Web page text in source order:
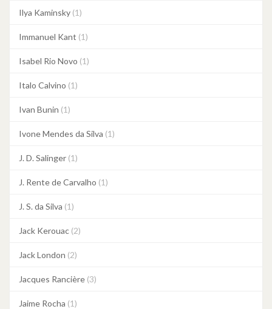
Ilya Kaminsky (1)
Immanuel Kant (1)
Isabel Rio Novo (1)
Italo Calvino (1)
Ivan Bunin (1)
Ivone Mendes da Silva (1)
J. D. Salinger (1)
J. Rente de Carvalho (1)
J. S. da Silva (1)
Jack Kerouac (2)
Jack London (2)
Jacques Rancière (3)
Jaime Rocha (1)